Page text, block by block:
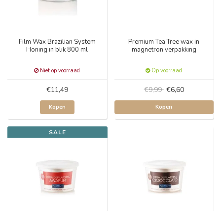
Film Wax Brazilian System
Honing in blik 800 ml
Niet op voorraad
€11,49
Kopen
Premium Tea Tree wax in
magnetron verpakking
Op voorraad
€9,99 €6,60
Kopen
SALE